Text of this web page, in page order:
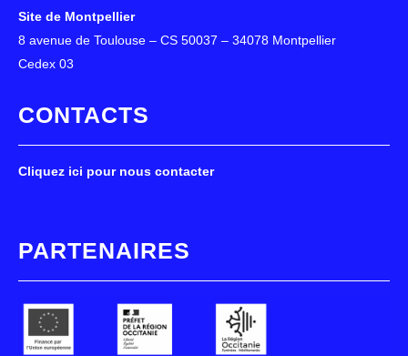
Site de Montpellier
8 avenue de Toulouse – CS 50037 – 34078 Montpellier
Cedex 03
CONTACTS
Cliquez ici pour nous contacter
PARTENAIRES